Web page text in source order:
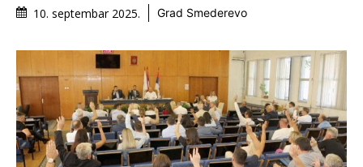
10. septembar 2025. Grad Smederevo